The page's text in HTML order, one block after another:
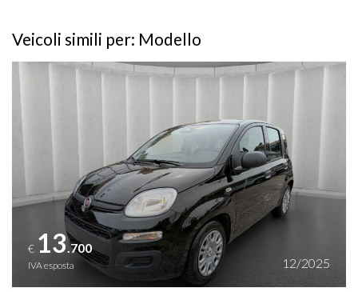
Veicoli simili per: Modello
Vedi dettagli
€ 13.700
IVA esposta 12/2025